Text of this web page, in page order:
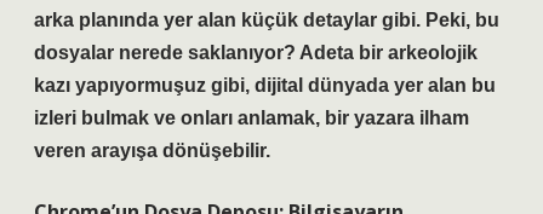
arka planında yer alan küçük detaylar gibi. Peki, bu
dosyalar nerede saklanıyor? Adeta bir arkeolojik
kazı yapıyormuşuz gibi, dijital dünyada yer alan bu
izleri bulmak ve onları anlamak, bir yazara ilham
veren arayışa dönüşebilir.